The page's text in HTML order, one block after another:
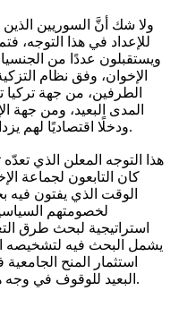
ولا شك أنَّ السوريين
للإعداد في هذا التوجه،
ويستقبلون عددًا من
الإخوان، وفق نظام
الطرفين، من جهة تركيا
المدى البعيد، ومن جهة
ودخلًا اقتصاديًا لهم يزداد مع زيادة المنخرطين في هذا الجانب.
هذا التوجه المعلن الذي
كان التابعون لجماعة
الوقت الذي يفتون فيه
لخصومتهم
استراتيجية لبحث طرق
يشمل البحث فيه لتشخيصه
استثمار المنح
البعيد للوقوف في وجه هذا المدّ الذي تنفق عليه تركيا ملياراتها.